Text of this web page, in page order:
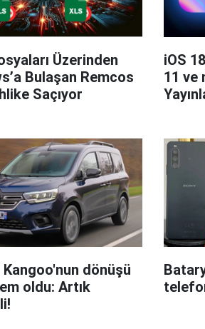
Üzerinden
Bulaşan Remcos
Saçıyor
iOS
11 ve
dönüşü
oldu: Artık